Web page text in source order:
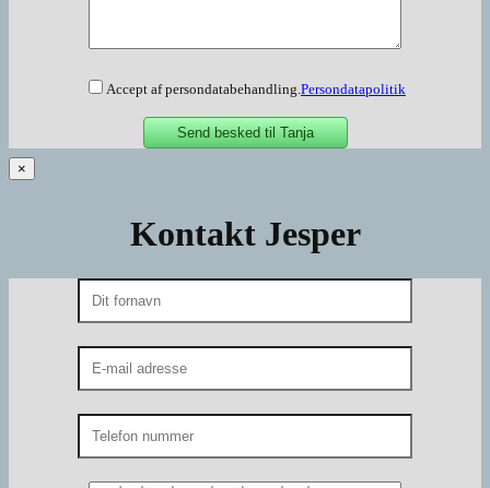
Accept af persondatabehandling. Persondatapolitik
×
Kontakt Jesper